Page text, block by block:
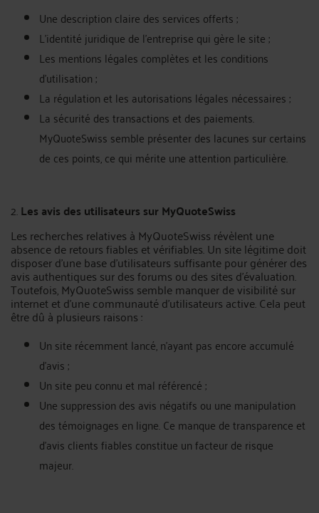
Une description claire des services offerts ;
L'identité juridique de l'entreprise qui gère le site ;
Les mentions légales complètes et les conditions
d’utilisation ;
La régulation et les autorisations légales nécessaires ;
La sécurité des transactions et des paiements.
MyQuoteSwiss semble présenter des lacunes sur certains
de ces points, ce qui mérite une attention particulière.
2.Les avis des utilisateurs sur MyQuoteSwiss
Les recherches relatives à MyQuoteSwiss révèlent une
absence de retours fiables et vérifiables. Un site légitime doit
disposer d’une base d’utilisateurs suffisante pour générer des
avis authentiques sur des forums ou des sites d’évaluation.
Toutefois, MyQuoteSwiss semble manquer de visibilité sur
internet et d'une communauté d’utilisateurs active. Cela peut
être dû à plusieurs raisons :
Un site récemment lancé, n’ayant pas encore accumulé
d’avis ;
Un site peu connu et mal référencé ;
Une suppression des avis négatifs ou une manipulation
des témoignages en ligne. Ce manque de transparence et
d'avis clients fiables constitue un facteur de risque
majeur.